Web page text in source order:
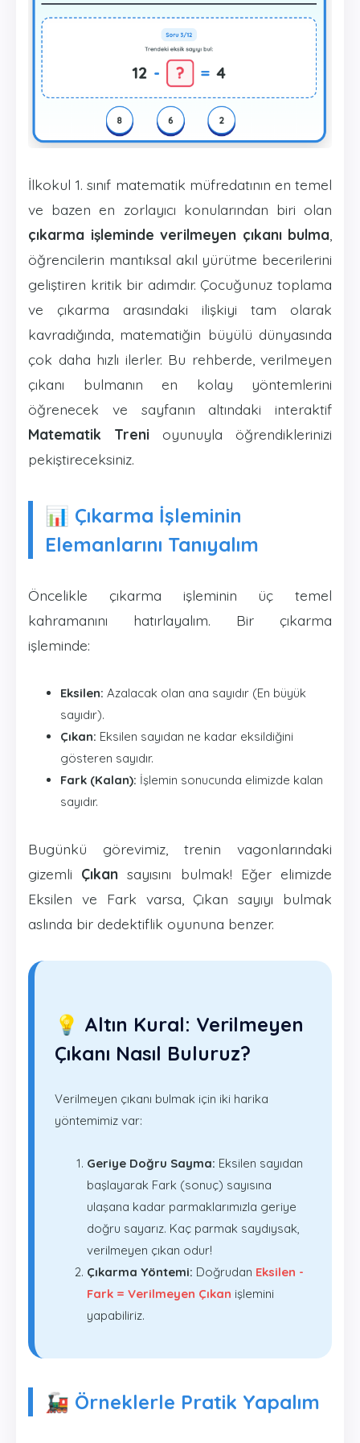
İlkokul 1. sınıf matematik müfredatının en temel
ve bazen en zorlayıcı konularından biri olan
çıkarma işleminde verilmeyen çıkanı bulma
öğrencilerin mantıksal akıl yürütme becerilerini
geliştiren kritik bir adımdır. Çocuğunuz toplama
ve çıkarma arasındaki ilişkiyi tam olarak
kavradığında, matematiğin büyülü dünyasında
çok daha hızlı ilerler. Bu rehberde, verilmeyen
çıkanı bulmanın en kolay yöntemlerini
öğrenecek ve sayfanın altındaki interaktif
Matematik Treni oyunuyla öğrendiklerinizi
pekiştireceksiniz.
📊 Çıkarma İşleminin
Elemanlarını Tanıyalım
Öncelikle çıkarma işleminin üç temel
kahramanını hatırlayalım. Bir çıkarma
işleminde:
Eksilen: Azalacak olan ana sayıdır (En büyük
sayıdır).
Çıkan: Eksilen sayıdan ne kadar eksildiğini
gösteren sayıdır.
Fark (Kalan): İşlemin sonucunda elimizde kalan
sayıdır.
Bugünkü görevimiz, trenin vagonlarındaki
gizemli Çıkan sayısını bulmak! Eğer elimizde
Eksilen ve Fark varsa, Çıkan sayıyı bulmak
aslında bir dedektiflik oyununa benzer.
💡 Altın Kural: Verilmeyen
Çıkanı Nasıl Buluruz?
Verilmeyen çıkanı bulmak için iki harika
yöntemimiz var:
Geriye Doğru Sayma: Eksilen sayıdan
başlayarak Fark (sonuç) sayısına
ulaşana kadar parmaklarımızla geriye
doğru sayarız. Kaç parmak saydıysak,
verilmeyen çıkan odur!
Çıkarma Yöntemi: Doğrudan Eksilen -
Fark = Verilmeyen Çıkan işlemini
yapabiliriz.
🚂 Örneklerle Pratik Yapalım